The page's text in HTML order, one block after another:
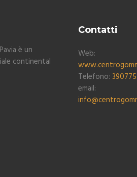
è un
continental
Contatti
Web:
Telefono:
email: